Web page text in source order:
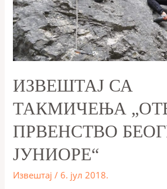
ИЗВЕШТАЈ СА
ТАКМИЧЕЊА
ПРВЕНСТВО
ЈУНИОРЕ“
Извештај / 6. јул 2018.